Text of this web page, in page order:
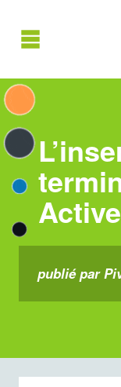
publié par